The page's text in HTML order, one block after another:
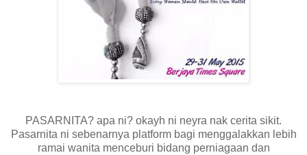
PASARNITA? apa ni? okayh ni neyra nak cerita sikit.
Pasarnita ni sebenarnya platform bagi menggalakkan lebih
ramai wanita menceburi bidang perniagaan dan